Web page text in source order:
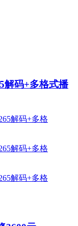
解码+多格式播